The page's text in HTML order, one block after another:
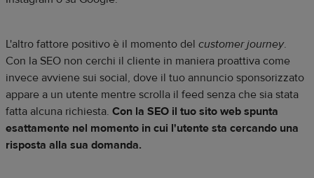
L'altro fattore positivo è il momento del customer journey.
Con la SEO non cerchi il cliente in maniera proattiva come
invece avviene sui social, dove il tuo annuncio sponsorizzato
appare a un utente mentre scrolla il feed senza che sia stata
fatta alcuna richiesta. Con la SEO il tuo sito web spunta
esattamente nel momento in cui l'utente sta cercando una
risposta alla sua domanda.